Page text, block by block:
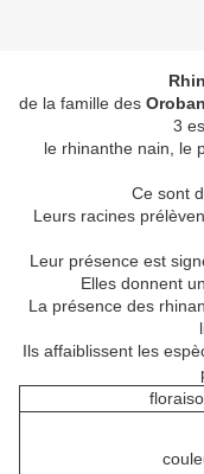
de la famille des
3
le rhinanthe nain, le
Ce sont
Leurs racines
Leur présence est
Elles donnent
La présence des
Ils affaiblissent les